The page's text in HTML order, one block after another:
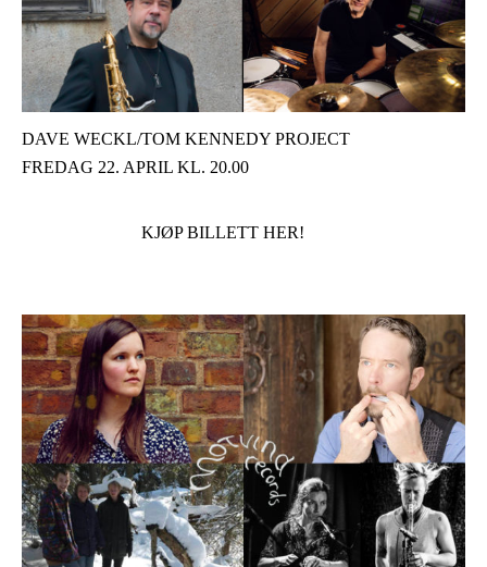
DAVE WECKL/TOM KENNEDY PROJECT
FREDAG 22. APRIL KL. 20.00
KJØP BILLETT HER!